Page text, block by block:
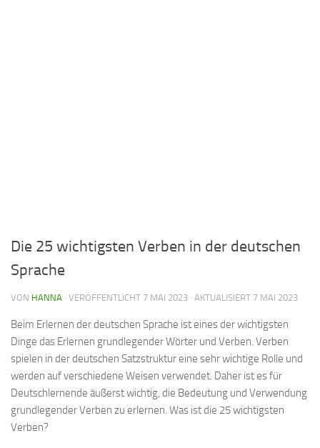
Die 25 wichtigsten Verben in der deutschen
Sprache
VON HANNA · VERÖFFENTLICHT 7 MAI 2023 · AKTUALISIERT 7 MAI 2023
Beim Erlernen der deutschen Sprache ist eines der wichtigsten
Dinge das Erlernen grundlegender Wörter und Verben. Verben
spielen in der deutschen Satzstruktur eine sehr wichtige Rolle und
werden auf verschiedene Weisen verwendet. Daher ist es für
Deutschlernende äußerst wichtig, die Bedeutung und Verwendung
grundlegender Verben zu erlernen. Was ist die 25 wichtigsten
Verben?